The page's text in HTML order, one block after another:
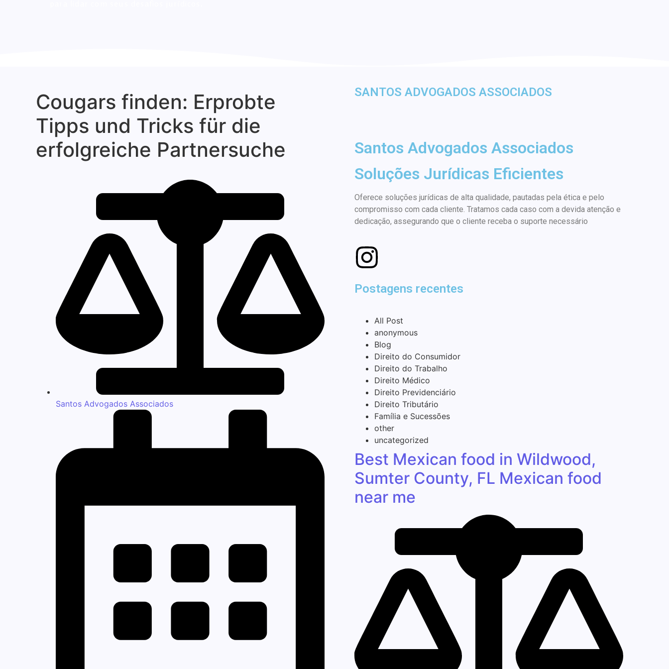
Cougars finden: Erprobte
Tipps und Tricks für die
erfolgreiche Partnersuche
Santos Advogados Associados
SANTOS ADVOGADOS ASSOCIADOS
Santos Advogados Associados
Soluções Jurídicas Eficientes
Oferece soluções jurídicas de alta qualidade, pautadas pela ética e pelo
compromisso com cada cliente. Tratamos cada caso com a devida atenção e
dedicação, assegurando que o cliente receba o suporte necessário
Postagens recentes
All Post
anonymous
Blog
Direito do Consumidor
Direito do Trabalho
Direito Médico
Direito Previdenciário
Direito Tributário
Família e Sucessões
other
uncategorized
Best Mexican food in Wildwood,
Sumter County, FL Mexican food
near me